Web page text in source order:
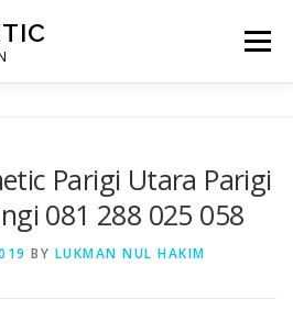
Menu
Parigi Utara Parigi
081 288 025 058
BY LUKMAN NUL HAKIM